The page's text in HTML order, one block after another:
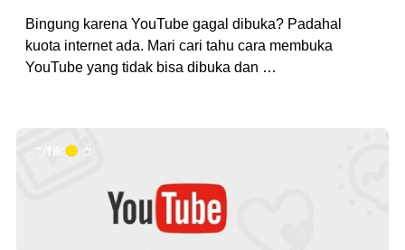
Bingung karena YouTube gagal dibuka? Padahal
kuota internet ada. Mari cari tahu cara membuka
YouTube yang tidak bisa dibuka dan …